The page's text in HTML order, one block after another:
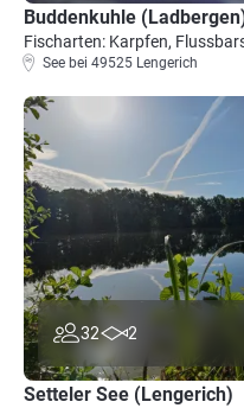
Buddenkuhle
Fischarten: Karpfen,
See bei 49525 Lengerich
32 2
Setteler See (Lengerich)